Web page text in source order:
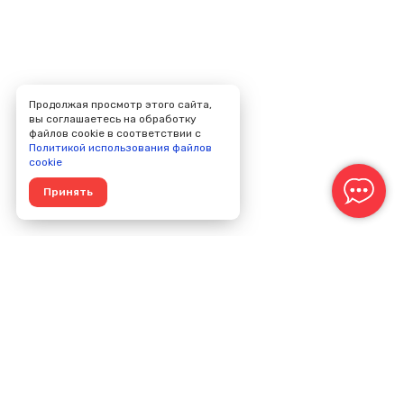
Продолжая просмотр этого сайта,
вы соглашаетесь на обработку
файлов cookie в соответствии с
Политикой использования файлов
cookie
Принять